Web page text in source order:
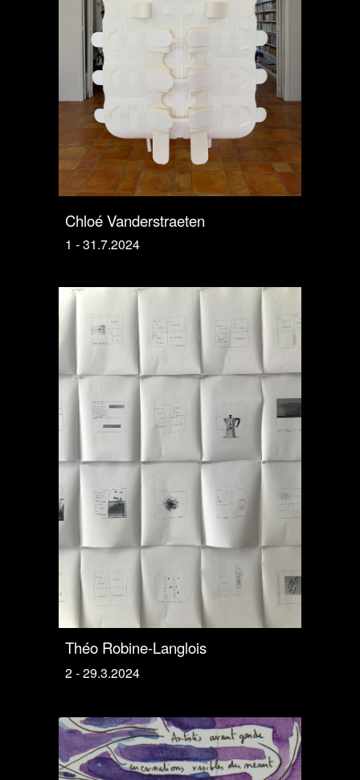
Chloé Vanderstraeten
1 - 31.7.2024
Théo Robine-Langlois
2 - 29.3.2024